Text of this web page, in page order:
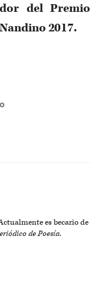
del Premio
2017.
es becario de
de Poesía.